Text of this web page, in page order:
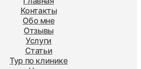
Контакты
Обо мне
Отзывы
Услуги
Статьи
Тур по клинике